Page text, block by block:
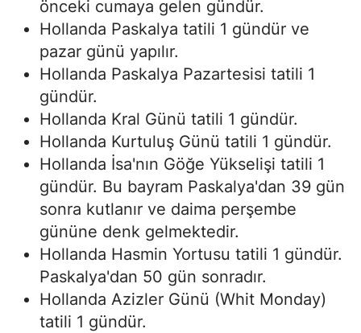
önceki cumaya gelen gündür.
Hollanda Paskalya tatili 1 gündür ve
pazar günü yapılır.
Hollanda Paskalya Pazartesisi tatili 1
gündür.
Hollanda Kral Günü tatili 1 gündür.
Hollanda Kurtuluş Günü tatili 1 gündür.
Hollanda İsa'nın Göğe Yükselişi tatili 1
gündür. Bu bayram Paskalya'dan 39 gün
sonra kutlanır ve daima perşembe
gününe denk gelmektedir.
Hollanda Hasmin Yortusu tatili 1 gündür.
Paskalya'dan 50 gün sonradır.
Hollanda Azizler Günü (Whit Monday)
tatili 1 gündür.